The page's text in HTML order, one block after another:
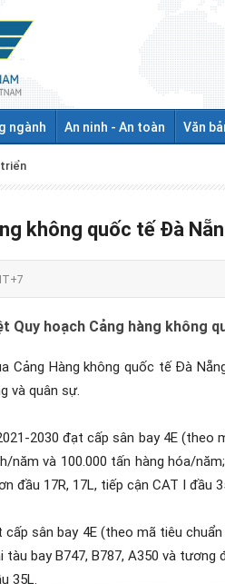
ngành An ninh - An toàn Văn
không quốc tế Đà
Quy hoạch Cảng hàng
Cảng Hàng không quốc tế Đà
và quân sự.
2030 đạt cấp sân bay 4E
năm và 100.000 tấn hàng hóa/
đầu 17R, 17L, tiếp cận CAT I đầu
cấp sân bay 4E (theo mã tiêu
bay B747, B787, A350 và
35L.